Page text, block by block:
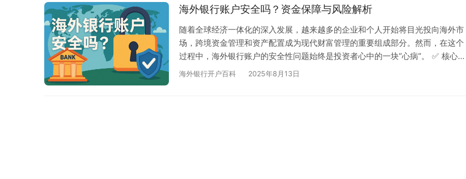
海外银行账户安全吗？资金保障与风险解析
随着全球经济一体化的深入发展，越来越多的企业和个人开始将目光投向海外市
场，跨境资金管理和资产配置成为现代财富管理的重要组成部分。然而，在这个
过程中，海外银行账户的安全性问题始终是投资者心中的一块”心病”。 ✅ 核心关
切点：对于有跨境业务需求的企业主和高净值个人而言，海外银行账户不仅仅是
海外银行开户百科 2025年8月13日